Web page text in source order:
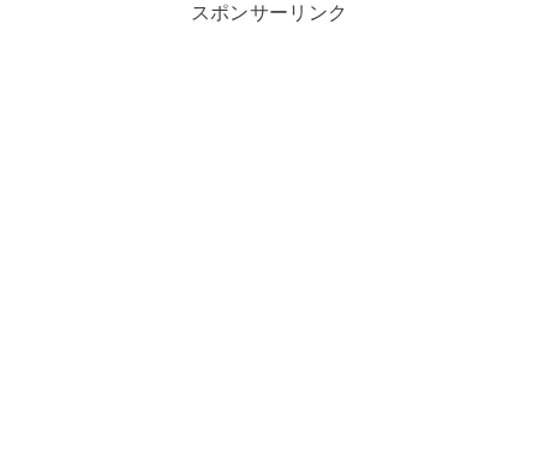
スポンサーリンク